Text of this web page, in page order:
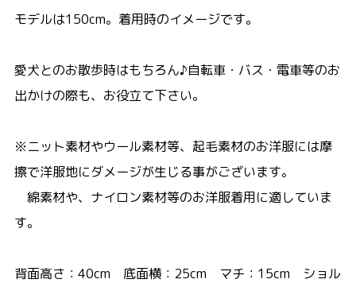
モデルは150cm。着用時のイメージです。
愛犬とのお散歩時はもちろん♪自転車・バス・電車等のお
出かけの際も、お役立て下さい。
※ニット素材やウール素材等、起毛素材のお洋服には摩
擦で洋服地にダメージが生じる事がございます。
綿素材や、ナイロン素材等のお洋服着用に適していま
す。
背面高さ：40cm 底面横：25cm マチ：15cm ショル